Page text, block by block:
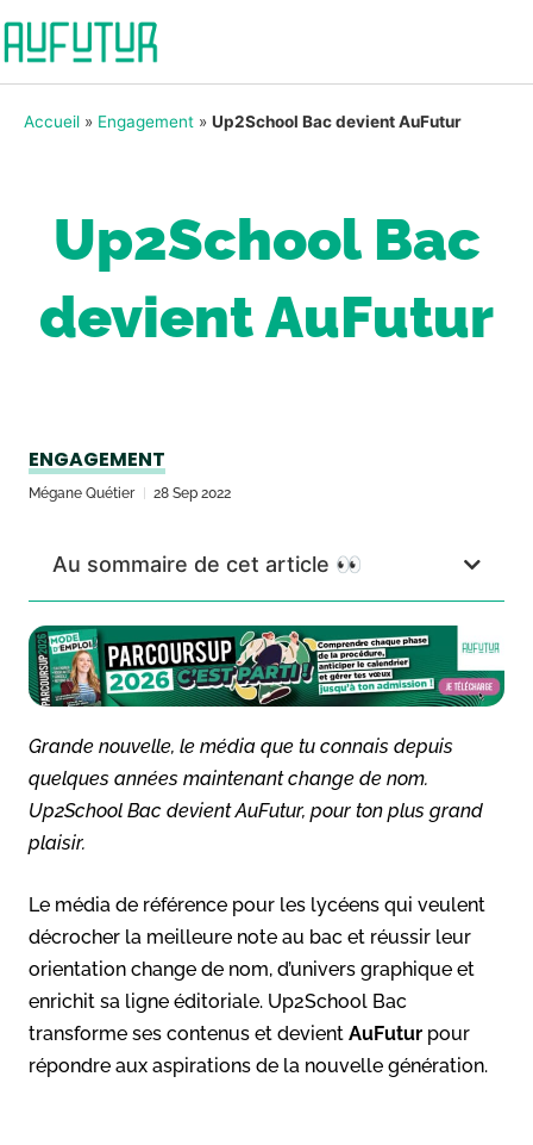
Accueil » Engagement » Up2School Bac devient AuFutur
Up2School Bac
devient AuFutur
ENGAGEMENT
Mégane Quétier 28 Sep 2022
Au sommaire de cet article 👀
Grande nouvelle, le média que tu connais depuis
quelques années maintenant change de nom.
Up2School Bac devient AuFutur, pour ton plus grand
plaisir.
Le média de référence pour les lycéens qui veulent
décrocher la meilleure note au bac et réussir leur
orientation change de nom, d’univers graphique et
enrichit sa ligne éditoriale. Up2School Bac
transforme ses contenus et devient AuFutur pour
répondre aux aspirations de la nouvelle génération.